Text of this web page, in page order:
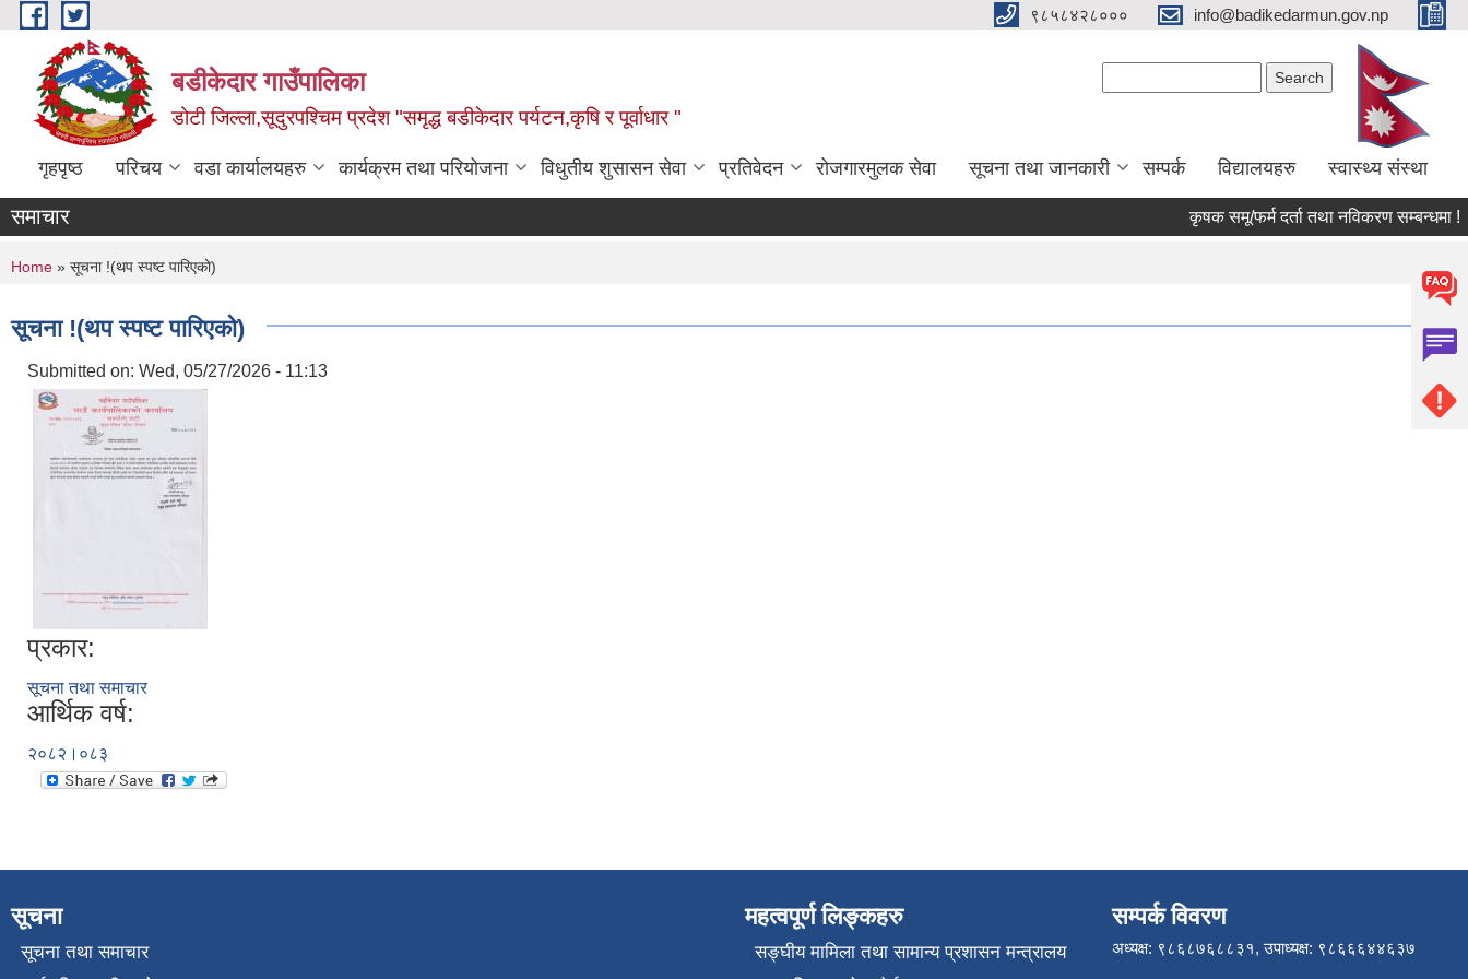
Skip to main content ९८५८४२८००० info@badikedarmun.gov.np
बडीकेदार गाउँपालिका
डोटी जिल्ला,सूदुरपश्चिम प्रदेश "समृद्ध बडीकेदार पर्यटन,कृषि र पूर्वाधार "
गृहपृष्ठ परिचय वडा कार्यालयहरु कार्यक्रम तथा परियोजना विधुतीय शुसासन सेवा प्रतिवेदन रोजगारमुलक सेवा सूचना तथा जानकारी सम्पर्क विद्यालयहरु स्वास्थ्य संस्था
समाचार कृषक समू/फर्म दर्ता तथा नविकरण सम्बन्धमा !
You are here
Home » सूचना !(थप स्पष्ट पारिएको)
सूचना !(थप स्पष्ट पारिएको)
Submitted on: Wed, 05/27/2026 - 11:13
प्रकार:
सूचना तथा समाचार
आर्थिक वर्ष:
२०८२।०८३
सूचना
सूचना तथा समाचार
महत्वपूर्ण लिङ्कहरु
सङ्‍घीय मामिला तथा सामान्य प्रशासन मन्त्रालय
सम्पर्क विवरण
अध्यक्ष: ९८६८७६८८३१, उपाध्यक्ष: ९८६६६४४६३७